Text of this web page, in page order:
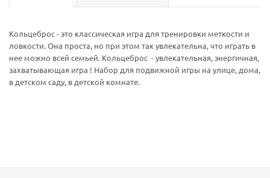
Кольцеброс - это классическая игра для тренировки меткости и
ловкости. Она проста, но при этом так увлекательна, что играть в
нее можно всей семьей. Кольцеброс - увлекательная, энергичная,
захватывающая игра ! Набор для подвижной игры на улице, дома,
в детском саду, в детской комнате.